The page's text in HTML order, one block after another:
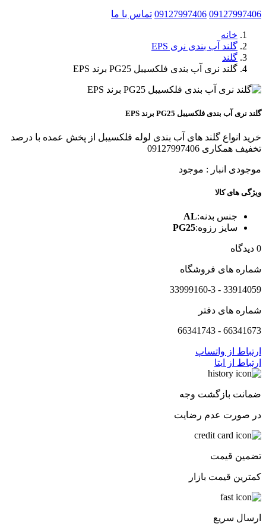
09127997406
09127997406 تماس با ما
خانه
گلند آب بندی نری EPS
گلند
گلند نری آب بندی فلکسیبل PG25 برند EPS
گلند نری آب بندی فلکسیبل PG25 برند EPS
خرید انواع گلند های آب بندی لوله فلکسیبل از پخش عمده با درصد
تخفیف همکاری 09127997406
موجودی انبار : موجود
ویژگی های کالا
جنس بدنه:AL
سایز رزوه:PG25
0 دیدگاه
شماره های فروشگاه
33914059 - 33999160-3
شماره های دفتر
66341673 - 66341743
ارتباط از واتساپ
ارتباط از ایتا
ضمانت بازگشت وجه
در صورت عدم رضایت
تضمین قیمت
کمترین قیمت بازار
ارسال سریع